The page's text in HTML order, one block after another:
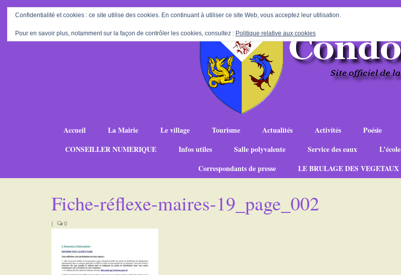
Accueil La Mairie Le village Tourisme Actualités Activités Poésie
CONSEILLER NUMERIQUE
Infos utiles Salle polyvalente Service des eaux L’école
Correspondants de presse
LE BRULAGE DES VEGETAUX
Fiche-réflexe-maires-19_page_002
| 0
Confidentialité et cookies : ce site utilise des cookies. En continuant à utiliser ce site Web, vous acceptez leur utilisation.
Pour en savoir plus, notamment sur la façon de contrôler les cookies, consultez : Politique relative aux cookies